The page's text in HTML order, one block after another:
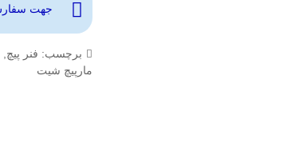
جهت
برچسب: فنر پیچ
مارپیچ شیت